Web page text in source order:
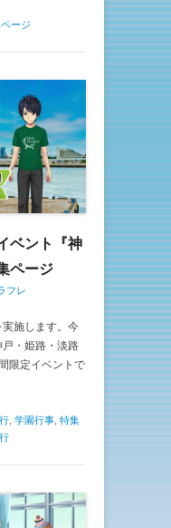
ージ
ベント『神
ページ
フレ
施します。今
・姫路・淡路
限定イベントで
学園行事 特集